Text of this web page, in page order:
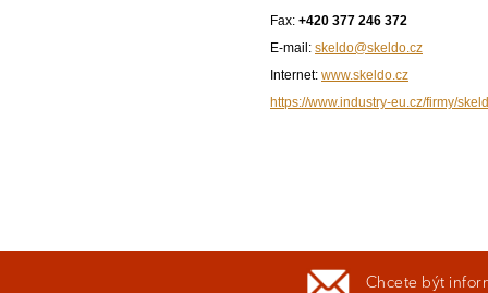
Fax: +420 377 246 372
E-mail: skeldo@skeldo.cz
Internet: www.skeldo.cz
https://www.industry-eu.cz/firmy/
Chcete být